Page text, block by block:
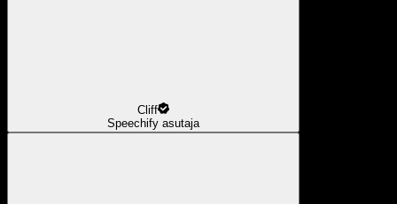
Cliff
Speechify asutaja